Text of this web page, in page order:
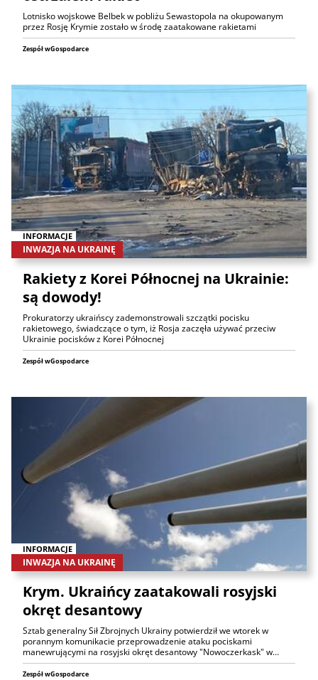
Lotnisko wojskowe Belbek w pobliżu Sewastopola na okupowanym
przez Rosję Krymie zostało w środę zaatakowane rakietami
Zespół wGospodarce
INFORMACJE
INWAZJA NA UKRAINĘ
Rakiety z Korei Północnej na Ukrainie:
są dowody!
Prokuratorzy ukraińscy zademonstrowali szczątki pocisku
rakietowego, świadczące o tym, iż Rosja zaczęła używać przeciw
Ukrainie pocisków z Korei Północnej
Zespół wGospodarce
INFORMACJE
INWAZJA NA UKRAINĘ
Krym. Ukraińcy zaatakowali rosyjski
okręt desantowy
Sztab generalny Sił Zbrojnych Ukrainy potwierdził we wtorek w
porannym komunikacie przeprowadzenie ataku pociskami
manewrującymi na rosyjski okręt desantowy "Nowoczerkask" w…
Zespół wGospodarce